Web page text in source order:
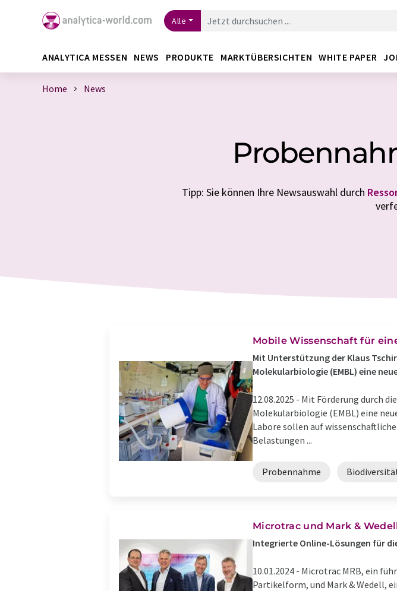
Alle
ANALYTICA MESSEN NEWS PRODUKTE MARKTÜBERSICHTEN WHITE PAPER
Home News
Tipp: Sie können Ihre Newsauswahl durch
Mobile Wissenschaft für
Mit Unterstützung der Klaus
Molekularbiologie (EMBL) eine
12.08.2025 - Mit Förderung durch
Molekularbiologie (EMBL) eine
Labore sollen auf
Belastungen ...
Probennahme
Microtrac und Mark &
Integrierte Online-Lösungen für
10.01.2024 - Microtrac MRB, ein
Partikelform, und Mark & Wedell,